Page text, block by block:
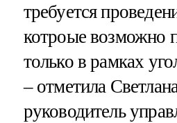
требуется
котроые возможно
только в рамках
– отметила
руководитель